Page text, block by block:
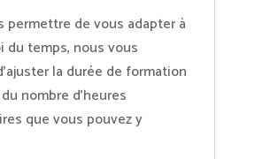
permettre de vous adapter à
du temps, nous vous
la durée de formation
nombre d’heures
que vous pouvez y